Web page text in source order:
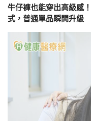
牛仔褲也能穿出高級感
式，普通單品瞬間升級